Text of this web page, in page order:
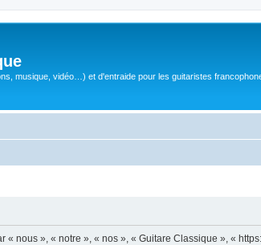
musique, vidéo…) et d'entraide pour les guitaristes
nous », « notre », « nos », « Guitare Classique », «